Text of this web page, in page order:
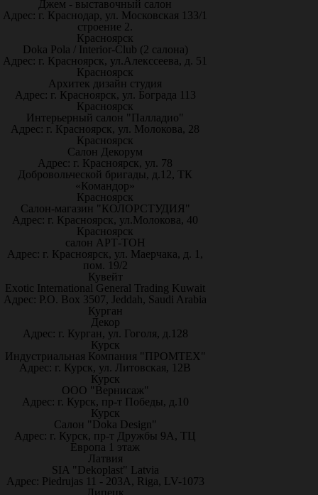
Джем - выставочный салон
Адрес: г. Краснодар, ул. Московская 133/1
строение 2.
Красноярск
Doka Pola / Interior-Club (2 салона)
Адрес: г. Красноярск, ул.Алекссеева, д. 51
Красноярск
Архитек дизайн студия
Адрес: г. Красноярск, ул. Бограда 113
Красноярск
Интерьерный салон "Палладио"
Адрес: г. Красноярск, ул. Молокова, 28
Красноярск
Салон Декорум
Адрес: г. Красноярск, ул. 78
Добровольческой бригады, д.12, ТК
«Командор»
Красноярск
Салон-магазин "КОЛОРСТУДИЯ"
Адрес: г. Красноярск, ул.Молокова, 40
Красноярск
салон АРТ-ТОН
Адрес: г. Красноярск, ул. Маерчака, д. 1,
пом. 19/2
Кувейт
Exotic International General Trading Kuwait
Адрес: P.O. Box 3507, Jeddah, Saudi Arabia
Курган
Декор
Адрес: г. Курган, ул. Гоголя, д.128
Курск
Индустриальная Компания "ПРОМТЕХ"
Адрес: г. Курск, ул. Литовская, 12В
Курск
ООО "Вернисаж"
Адрес: г. Курск, пр-т Победы, д.10
Курск
Салон "Doka Design"
Адрес: г. Курск, пр-т Дружбы 9А, ТЦ
Европа 1 этаж
Латвия
SIA "Dekoplast" Latvia
Адрес: Piedrujas 11 - 203A, Riga, LV-1073
Липецк